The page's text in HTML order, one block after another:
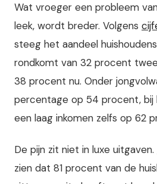
Wat vroeger een probleem
leek, wordt breder. Volgens
steeg het aandeel
rondkomt van 32 procent
38 procent nu. Onder
percentage op 54 procent, bij
een laag inkomen zelfs op 62
De pijn zit niet in luxe uitgaven.
zien dat 81 procent van de